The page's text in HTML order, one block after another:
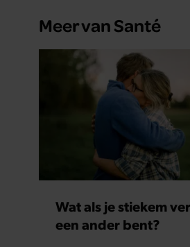
Meer van Santé
Wat als je stiekem
een ander bent?